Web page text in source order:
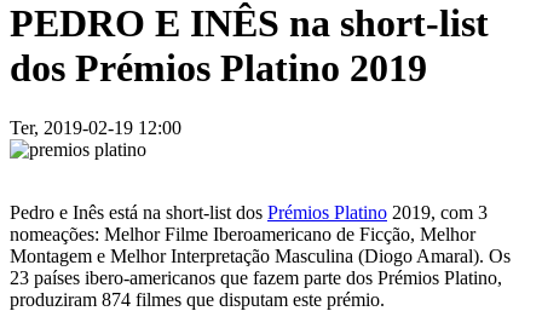
PEDRO E INÊS na short-list
dos Prémios Platino 2019
Ter, 2019-02-19 12:00
Pedro e Inês está na short-list dos Prémios Platino 2019, com 3
nomeações: Melhor Filme Iberoamericano de Ficção, Melhor
Montagem e Melhor Interpretação Masculina (Diogo Amaral). Os
23 países ibero-americanos que fazem parte dos Prémios Platino,
produziram 874 filmes que disputam este prémio.